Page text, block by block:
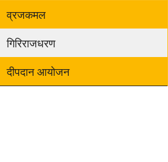
व्रजकमल
गिरिराजधरण
दीपदान आयोजन